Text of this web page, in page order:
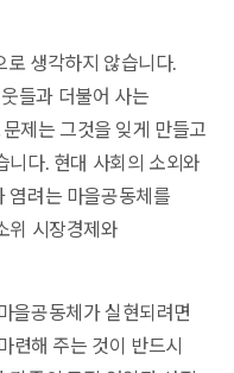
생각하지 않습니다.
들과 더불어 사는
제는 그것을 잊게 만들고
니다. 현대 사회의 소외와
염려는 마을공동체를
위 시장경제와
을공동체가 실현되려면
련해 주는 것이 반드시